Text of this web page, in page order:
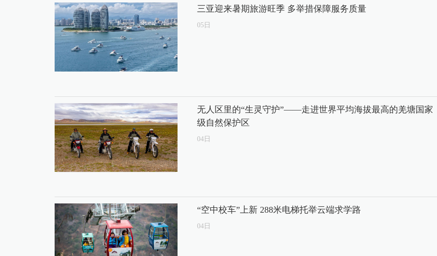
三亚迎来暑期旅游旺季 多举措保障服务质量
05日
无人区里的“生灵守护”——走进世界平均海拔最高的羌塘国家
级自然保护区
04日
“空中校车”上新 288米电梯托举云端求学路
04日